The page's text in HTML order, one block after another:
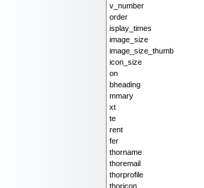
v_number
order
isplay_times
image_size
image_size_thumb
icon_size
on
bheading
mmary
xt
te
rent
fer
thorname
thoremail
thorprofile
thoricon